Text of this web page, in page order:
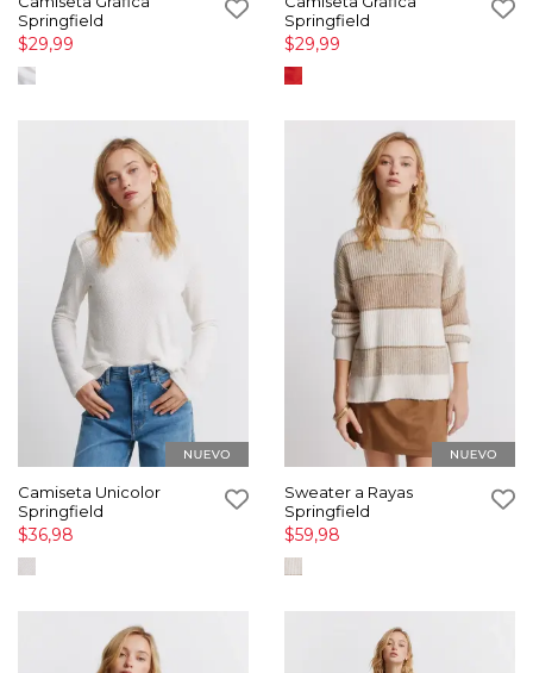
Springfield
$29,99
Springfield
$29,99
Camiseta Unicolor
Springfield
$36,98
Sweater a Rayas
Springfield
$59,98